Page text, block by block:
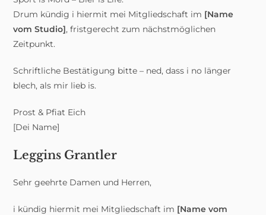
Drum kündig i hiermit mei Mitgliedschaft im [Name
vom Studio], fristgerecht zum nächstmöglichen
Zeitpunkt.
Schriftliche Bestätigung bitte – ned, dass i no länger
blech, als mir lieb is.
Prost & Pfiat Eich
[Dei Name]
Leggins Grantler
Sehr geehrte Damen und Herren,
i kündig hiermit mei Mitgliedschaft im [Name vom